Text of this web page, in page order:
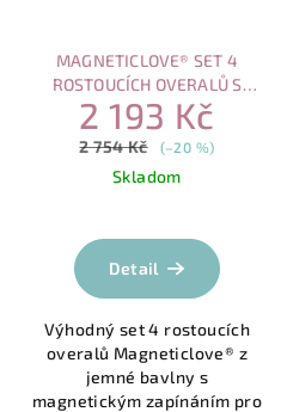
MAGNETICLOVE® SET 4
ROSTOUCÍCH OVERALŮ S
MAGNETICKÝM ZAPÍNÁNÍM
2 193 Kč
2 754 Kč (–20 %)
Skladom
hodnocení
produktu
z
5
hvězdiček.
Detail
Výhodný set 4 rostoucích
overalů Magneticlove® z
jemné bavlny s
magnetickým zapínáním pro